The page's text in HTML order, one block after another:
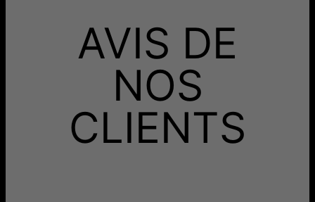
AVIS DE
NOS
CLIENTS